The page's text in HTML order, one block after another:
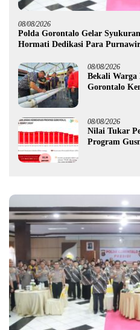
08/08/2026
Polda Gorontalo Gelar
Hormati Dedikasi Para
08/08/2026
Bekali Warga
Gorontalo
08/08/2026
Nilai Tukar
Program